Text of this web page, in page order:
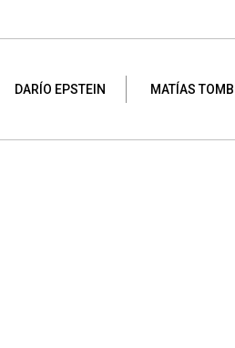
DARÍO EPSTEIN MATÍAS